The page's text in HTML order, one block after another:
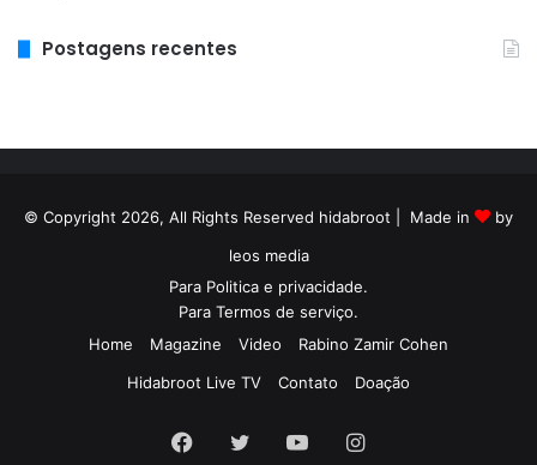
Postagens recentes
© Copyright 2026, All Rights Reserved hidabroot | Made in
by
leos media
Para Politica e privacidade.
Para Termos de serviço.
Home
Magazine Video
Rabino Zamir Cohen
Hidabroot Live TV
Contato Doação
Facebook
Twitter YouTubeInstagram